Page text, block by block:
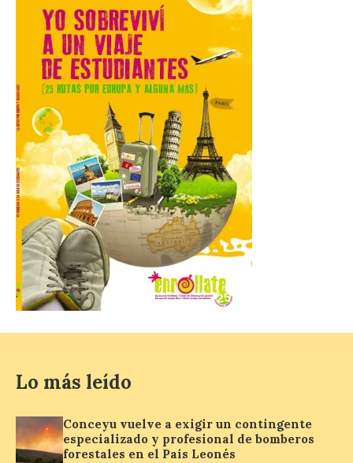
Gijon prohíbe el baño en
San Lorenzo, Poniente y
Arbeyal el día del eclipse a
partir de las 19.00 horas.
8 Ago 2026
Incide en que el eclipse se
verá desde múltiples
puntos de la ciudad, por lo
que no será necesario
desplazarse y se
recomienda no acudir a Gijón/Xixón en
coche ni usarlo ese día. Los accesos a
la Campa Torres y La […]
plaza de Oriente en
Madrid
8 Ago 2026
Lo más leído
Conceyu vuelve a exigir un contingente
especializado y profesional de bomberos
forestales en el País Leonés